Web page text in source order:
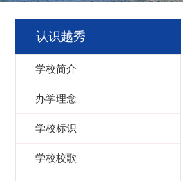
认识越秀
学校简介
办学理念
学校标识
学校校歌